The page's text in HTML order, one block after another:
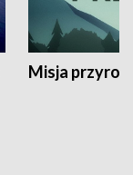
Misja